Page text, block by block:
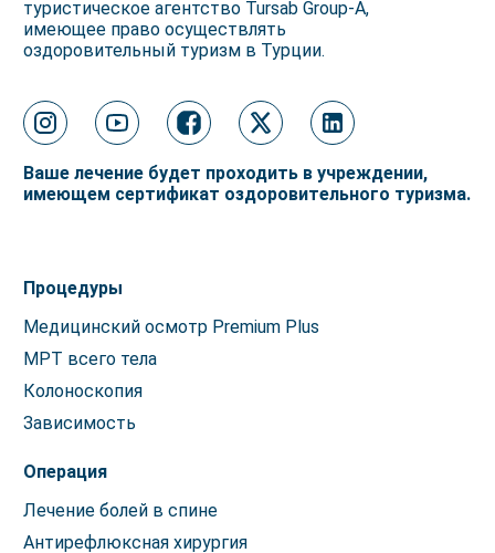
туристическое агентство Tursab Group-A,
имеющее право осуществлять
оздоровительный туризм в Турции.
Ваше лечение будет проходить в учреждении,
имеющем сертификат оздоровительного туризма.
Процедуры
Медицинский осмотр Premium Plus
МРТ всего тела
Колоноскопия
Зависимость
Операция
Лечение болей в спине
Антирефлюксная хирургия